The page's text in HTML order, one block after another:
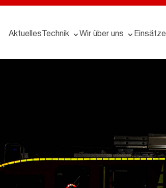
Aktuelles Technik Wir über uns Einsätze